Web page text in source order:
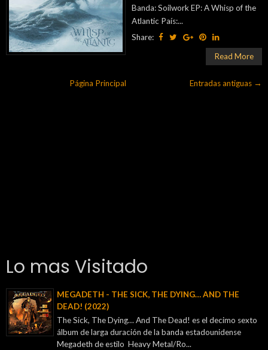
Banda: Soilwork EP: A Whisp of the
Atlantic País:...
Share:
Read More
Entradas antiguas →
Página Principal
Lo mas Visitado
MEGADETH - THE SICK, THE DYING… AND THE
DEAD! (2022)
The Sick, The Dying… And The Dead! es el decimo sexto
álbum de larga duración de la banda estadounidense
Megadeth de estilo Heavy Metal/Ro...